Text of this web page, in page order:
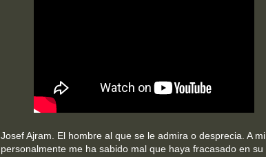
Josef Ajram. El hombre al que se le admira o desprecia. A mi
personalmente me ha sabido mal que haya fracasado en su